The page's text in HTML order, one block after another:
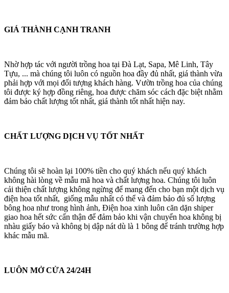
GIÁ THÀNH CẠNH TRANH
Nhờ hợp tác với người trồng hoa tại Đà Lạt, Sapa, Mê Linh, Tây
Tựu, ... mà chúng tôi luôn có nguồn hoa đầy đủ nhất, giá thành vừa
phải hợp với mọi đối tượng khách hàng. Vườn trồng hoa của chúng
tôi được ký hợp đồng riêng, hoa được chăm sóc cách đặc biệt nhằm
đảm bảo chất lượng tốt nhất, giá thành tốt nhất hiện nay.
CHẤT LƯỢNG DỊCH VỤ TỐT NHẤT
Chúng tôi sẽ hoàn lại 100% tiền cho quý khách nếu quý khách
không hài lòng về mẫu mã hoa và chất lượng hoa. Chúng tôi luôn
cải thiện chất lượng không ngừng để mang đến cho bạn một dịch vụ
điện hoa tốt nhất, giống mẫu nhất có thể và đảm bảo đủ số lượng
bông hoa như trong hình ảnh, Điện hoa xinh luôn căn dặn shiper
giao hoa hết sức cẩn thận để đảm bảo khi vận chuyển hoa không bị
nhàu giấy báo và không bị dập nát dù là 1 bông để tránh trường hợp
khác mẫu mã.
LUÔN MỞ CỬA 24/24H